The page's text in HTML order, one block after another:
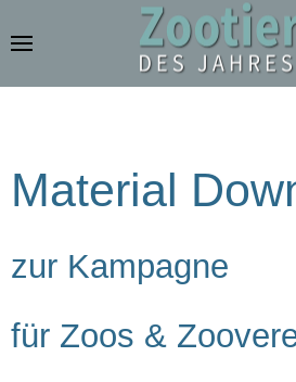
Zum Hauptinhalt springen
Material
zur Kampagne
für Zoos &